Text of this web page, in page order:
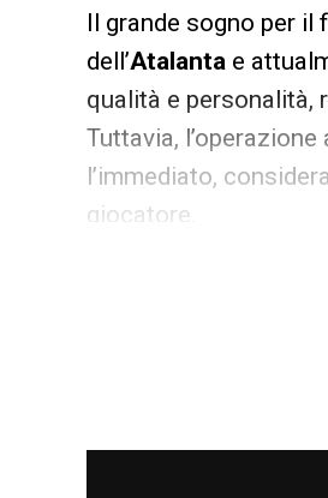
Il grande sogno per il
dell’Atalanta e
qualità e personalità,
Tuttavia,
l’immediato,
giocatore.
Per questo motivo,
Strategie tra